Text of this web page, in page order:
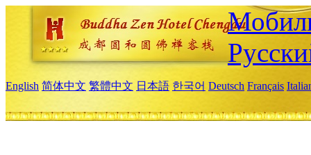
English 简体中文 繁體中文 日本語 한국어 Deutsch Français